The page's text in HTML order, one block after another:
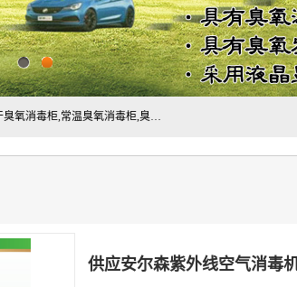
主营:医用空气消毒机，臭氧消空气毒机,循环风紫外线空气消毒机,臭氧发生器,低温烘干臭氧消毒柜,常温臭氧消毒柜,臭氧水消毒机,管道容器臭氧消毒机,内置式臭氧消毒机,外置式臭氧消毒机,床单位臭氧消毒器。医用工作服灭菌柜，医用拖鞋消毒柜,麻醉机内管路消毒机，呼吸机回路消毒机
供应安尔森紫外线空气消毒